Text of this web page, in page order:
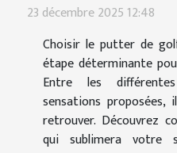
23 décembre 2025 12:48
Choisir le putter de
étape déterminante
Entre les
sensations
retrouver. Découvrez
qui sublimera votre